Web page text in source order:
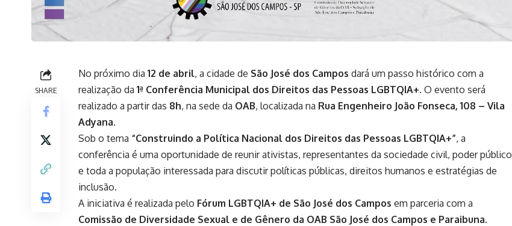
SHARE
No próximo dia 12 de abril, a cidade de São José dos Campos dará um passo histórico com a
realização da 1ª Conferência Municipal dos Direitos das Pessoas LGBTQIA+. O evento será
realizado a partir das 8h, na sede da OAB, localizada na Rua Engenheiro João Fonseca, 108 – Vila
Adyana.
Sob o tema “Construindo a Política Nacional dos Direitos das Pessoas LGBTQIA+”, a
conferência é uma oportunidade de reunir ativistas, representantes da sociedade civil, poder público
e toda a população interessada para discutir políticas públicas, direitos humanos e estratégias de
inclusão.
A iniciativa é realizada pelo Fórum LGBTQIA+ de São José dos Campos em parceria com a
Comissão de Diversidade Sexual e de Gênero da OAB São José dos Campos e Paraibuna.